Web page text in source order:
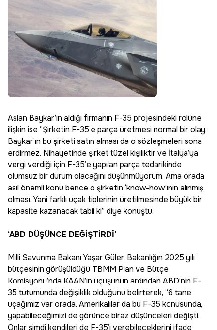
Aslan Baykar’ın aldığı firmanın F-35 projesindeki rolüne
ilişkin ise “Şirketin F-35’e parça üretmesi normal bir olay.
Baykar’ın bu şirketi satın alması da o sözleşmeleri sona
erdirmez. Nihayetinde şirket tüzel kişiliktir ve İtalya’ya
vergi verdiği için F-35’e yapılan parça tedarikinde
olumsuz bir durum olacağını düşünmüyorum. Ama orada
asıl önemli konu bence o şirketin ‘know-how’ının alınmış
olması. Yani farklı uçak tiplerinin üretilmesinde büyük bir
kapasite kazanacak tabii ki” diye konuştu.
‘ABD DÜŞÜNCE DEĞİŞTİRDİ’
Milli Savunma Bakanı Yaşar Güler, Bakanlığın 2025 yılı
bütçesinin görüşüldüğü TBMM Plan ve Bütçe
Komisyonu’nda KAAN’ın uçuşunun ardından ABD’nin F-
35 tutumunda değişiklik olduğunu belirterek, “6 tane
uçağımız var orada. Amerikalılar da bu F-35 konusunda,
yapabileceğimizi de görünce biraz düşünceleri değişti.
Onlar şimdi kendileri de F-35’i verebileceklerini ifade